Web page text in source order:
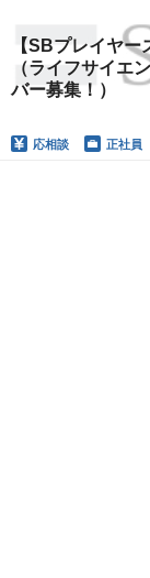
【SBプレイヤ
（ライフサイエ
バー募集！）
応相談 正社員